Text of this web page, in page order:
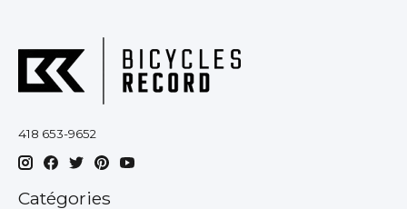
418 653-9652
Catégories